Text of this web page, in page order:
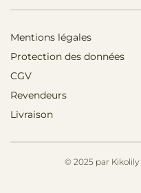
© 2025 par Kikolily
Mentions légales
Protection des données
CGV
Revendeurs
Livraison